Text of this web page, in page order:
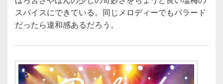
スパイスにできている。同じメロディーでもバラード
だったら違和感あるだろう。